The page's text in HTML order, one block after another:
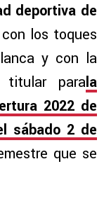
deportiva de
los toques
y con la
titular parala
2022 de
sábado 2 de
que se